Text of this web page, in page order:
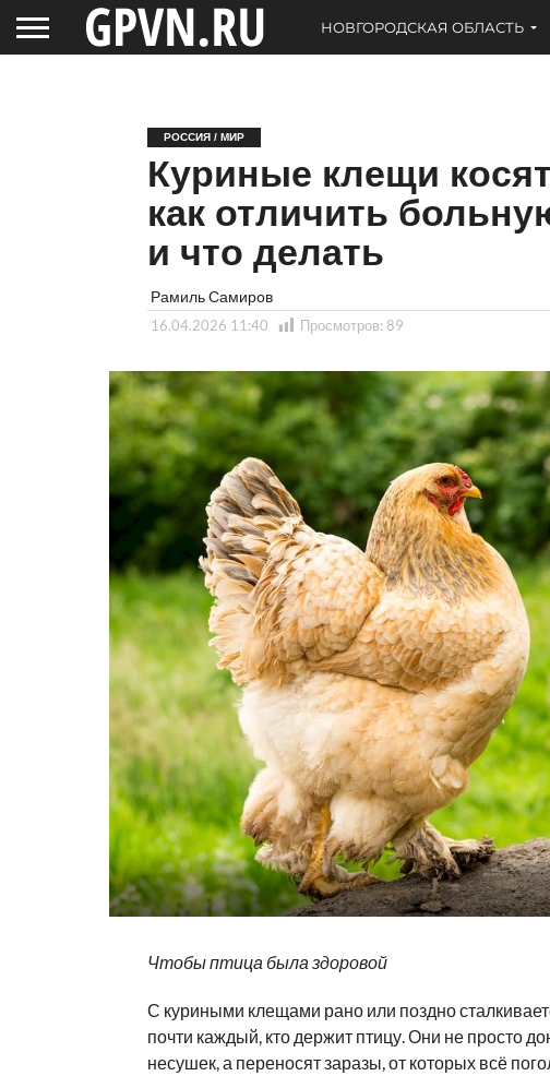
НОВГОРОДСКАЯ ОБЛАСТЬ
РОССИЯ / МИР
Куриные клещи
как отличить
и что делать
Рамиль Самиров
16.04.2026 11:40 Просмотров: 89
Чтобы птица была здоровой
С куриными клещами рано или поздно
почти каждый, кто держит птицу. Они не просто
несушек, а переносят заразы, от которых всё